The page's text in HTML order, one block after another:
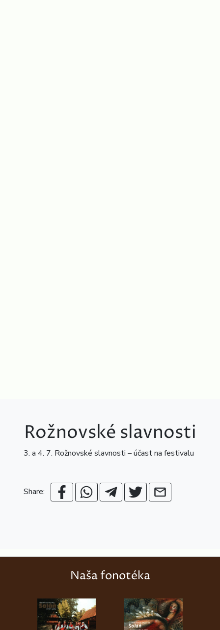
Rožnovské slavnosti
3. a 4. 7. Rožnovské slavnosti – účast na festivalu
Share:
Naša fonotéka